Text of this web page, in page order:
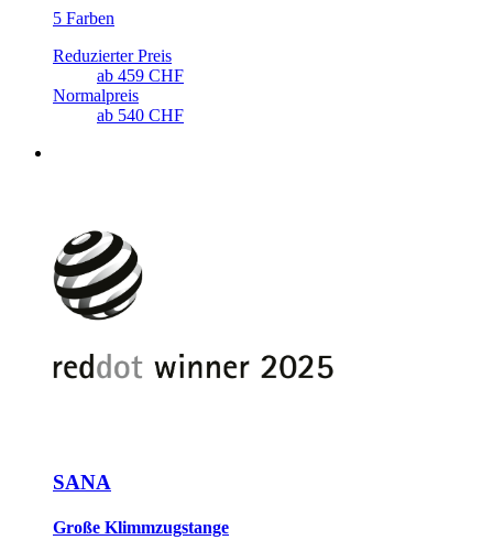
5 Farben
Reduzierter Preis
ab 459 CHF
Normalpreis
ab 540 CHF
SANA
Große Klimmzugstange